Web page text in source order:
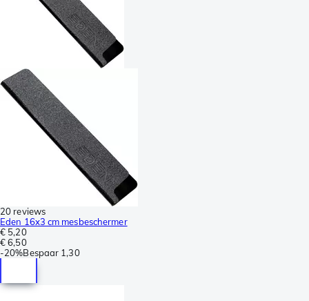
20 reviews
Eden 16x3 cm mesbeschermer
€ 5,20
€ 6,50
-20%Bespaar 1,30